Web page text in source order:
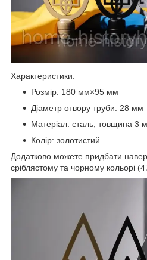
Характеристики:
Розмір: 180 мм×95 мм
Діаметр отвору труби: 28 мм
Матеріал: сталь, товщина 3
Колір: золотистий
Додатково можете придбати
сріблястому та чорному кольорі